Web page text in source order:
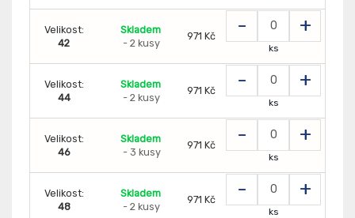
Velikost:
42
Skladem
- 2 kusy
971 Kč - +
ks
Velikost:
44
Skladem
- 2 kusy
971 Kč - +
ks
Velikost:
46
Skladem
- 3 kusy
971 Kč - +
ks
Velikost:
48
Skladem
- 2 kusy
971 Kč - +
ks